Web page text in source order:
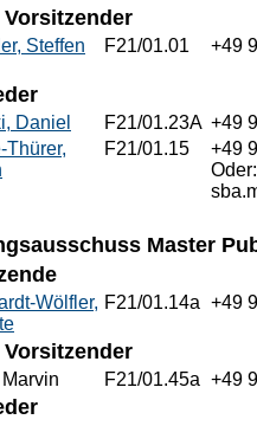
Vorsitzender
Steffen F21/01.01 +49
Daniel F21/01.23A +49
Thürer,
F21/01.15
+49
Master
Wölfler, F21/01.14a +49
Vorsitzender
F21/01.45a +49